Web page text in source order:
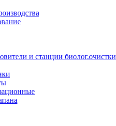
и станции биолог.очистки